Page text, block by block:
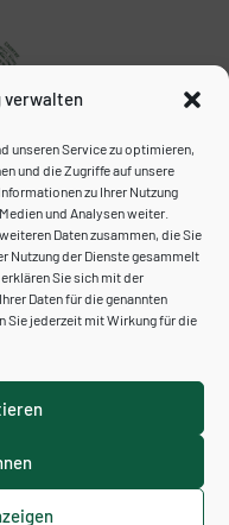
verwalten
unseren Service zu optimieren,
und die Zugriffe auf unsere
zu Ihrer Nutzung
und Analysen weiter.
Daten zusammen, die Sie
Nutzung der Dienste gesammelt
Sie sich mit der
Daten für die genannten
Sie jederzeit mit Wirkung für die